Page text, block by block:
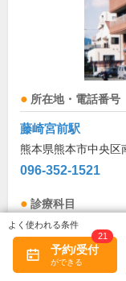
所在地・電話番号
藤崎宮前駅
熊本県熊本市中央区
096-352-1521
診療科目
耳鼻いんこう科
診療/受付時間・休
予約/受付
21